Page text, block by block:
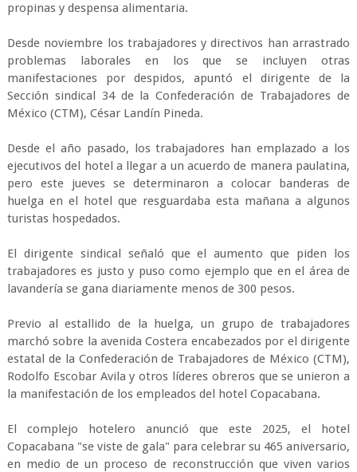
propinas y despensa alimentaria.
Desde noviembre los trabajadores y directivos han arrastrado
problemas laborales en los que se incluyen otras
manifestaciones por despidos, apuntó el dirigente de la
Sección sindical 34 de la Confederación de Trabajadores de
México (CTM), César Landín Pineda.
Desde el año pasado, los trabajadores han emplazado a los
ejecutivos del hotel a llegar a un acuerdo de manera paulatina,
pero este jueves se determinaron a colocar banderas de
huelga en el hotel que resguardaba esta mañana a algunos
turistas hospedados.
El dirigente sindical señaló que el aumento que piden los
trabajadores es justo y puso como ejemplo que en el área de
lavandería se gana diariamente menos de 300 pesos.
Previo al estallido de la huelga, un grupo de trabajadores
marchó sobre la avenida Costera encabezados por el dirigente
estatal de la Confederación de Trabajadores de México (CTM),
Rodolfo Escobar Avila y otros líderes obreros que se unieron a
la manifestación de los empleados del hotel Copacabana.
El complejo hotelero anunció que este 2025, el hotel
Copacabana "se viste de gala" para celebrar su 465 aniversario,
en medio de un proceso de reconstrucción que viven varios